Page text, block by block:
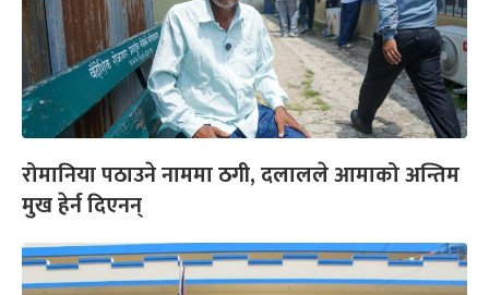
रोमानिया पठाउने नाममा ठगी, दलालले आमाको अन्तिम
मुख हेर्न दिएनन्